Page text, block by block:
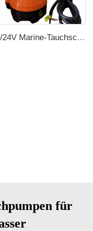
12/24V Marine-Tauchschiffswasserpumpe
für